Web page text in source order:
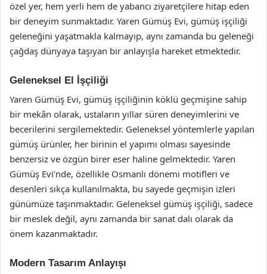
özel yer, hem yerli hem de yabancı ziyaretçilere hitap eden
bir deneyim sunmaktadır. Yaren Gümüş Evi, gümüş işçiliği
geleneğini yaşatmakla kalmayıp, aynı zamanda bu geleneği
çağdaş dünyaya taşıyan bir anlayışla hareket etmektedir.
Geleneksel El İşçiliği
Yaren Gümüş Evi, gümüş işçiliğinin köklü geçmişine sahip
bir mekân olarak, ustaların yıllar süren deneyimlerini ve
becerilerini sergilemektedir. Geleneksel yöntemlerle yapılan
gümüş ürünler, her birinin el yapımı olması sayesinde
benzersiz ve özgün birer eser haline gelmektedir. Yaren
Gümüş Evi’nde, özellikle Osmanlı dönemi motifleri ve
desenleri sıkça kullanılmakta, bu sayede geçmişin izleri
günümüze taşınmaktadır. Geleneksel gümüş işçiliği, sadece
bir meslek değil, aynı zamanda bir sanat dalı olarak da
önem kazanmaktadır.
Modern Tasarım Anlayışı